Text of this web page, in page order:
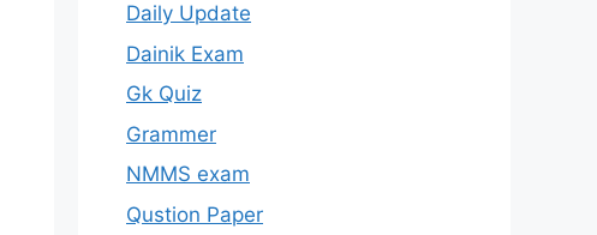
Daily Update
Dainik Exam
Gk Quiz
Grammer
NMMS exam
Qustion Paper